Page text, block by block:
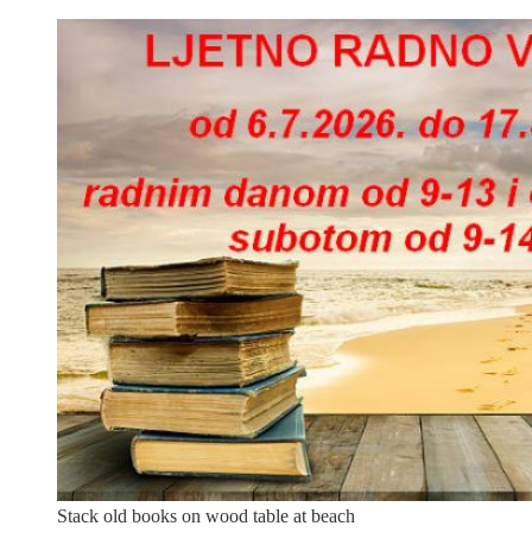
Stack old books on wood table at beach